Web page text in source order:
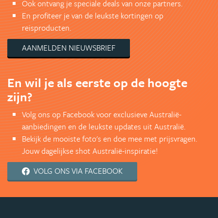
Ook ontvang je speciale deals van onze partners.
En profiteer je van de leukste kortingen op
reisproducten.
AANMELDEN NIEUWSBRIEF
En wil je als eerste op de hoogte
zijn?
Volg ons op Facebook voor exclusieve Australië-
aanbiedingen en de leukste updates uit Australië.
Bekijk de mooiste foto's en doe mee met prijsvragen.
Jouw dagelijkse shot Australië-inspiratie!
VOLG ONS VIA FACEBOOK